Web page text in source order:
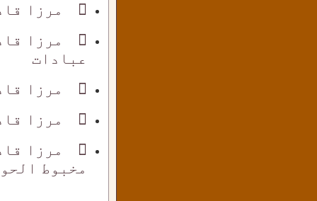
مرزا
مرزا
عبادات
مرزا
مرزا
مرزا
مخبوط